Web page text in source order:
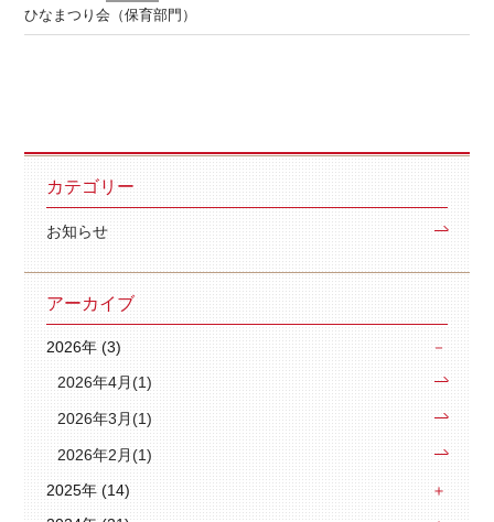
ひなまつり会（保育部門）
カテゴリー
お知らせ
アーカイブ
2026年 (3)
2026年4月(1)
2026年3月(1)
2026年2月(1)
2025年 (14)